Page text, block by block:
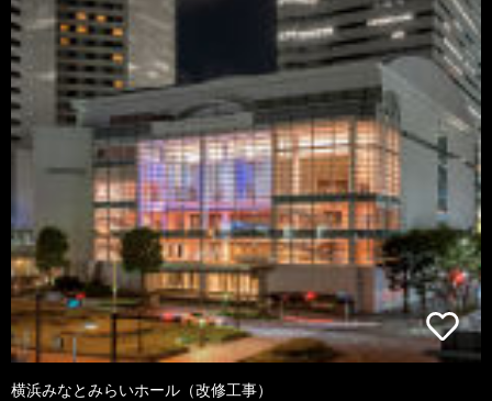
横浜みなとみらいホール（改修工事）